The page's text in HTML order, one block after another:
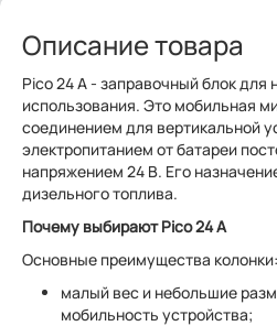
Описание товара
Pico 24 А - заправочный блок для
использования. Это мобильная
соединением для вертикальной
электропитанием от батареи
напряжением 24 В. Его
дизельного топлива.
Почему выбирают Pico 24 А
Основные преимущества колонки:
малый вес и небольшие
мобильность устройства;